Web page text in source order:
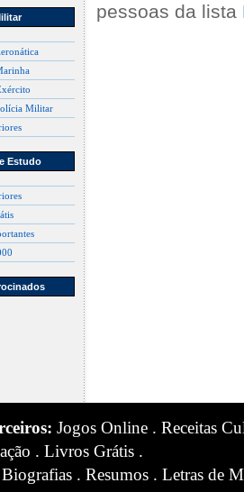
Militar
Estudo
pessoas da lista
Jogos Online . Receitas
. Livros Grátis .
Biografias . Resumos . Letras de